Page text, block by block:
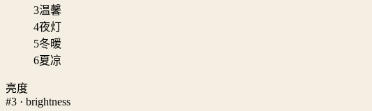
3温馨
4夜灯
5冬暖
6夏凉
亮度
#3 · brightness